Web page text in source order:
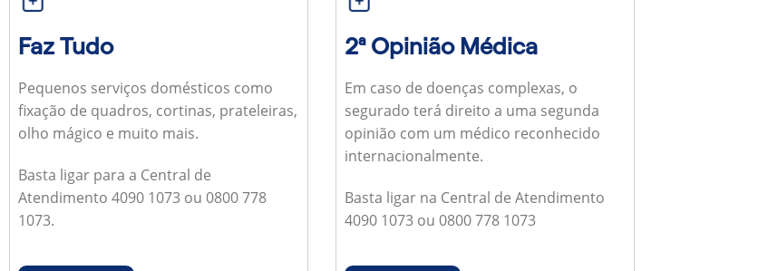
Faz Tudo
Pequenos serviços domésticos como
fixação de quadros, cortinas, prateleiras,
olho mágico e muito mais.
Basta ligar para a Central de
Atendimento 4090 1073 ou 0800 778
1073.
2ª Opinião Médica
Em caso de doenças complexas, o
segurado terá direito a uma segunda
opinião com um médico reconhecido
internacionalmente.
Basta ligar na Central de Atendimento
4090 1073 ou 0800 778 1073